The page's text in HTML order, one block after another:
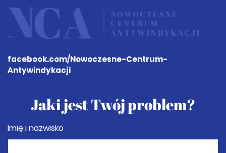
facebook.com/Nowoczesne-Centrum-
Antywindykacji
Jaki jest Twój problem?
Imię i nazwisko